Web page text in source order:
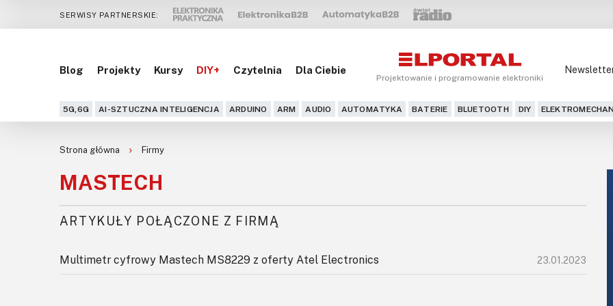
SERWISY PARTNERSKIE:
Blog Projekty Kursy DIY+ Czytelnia Dla Ciebie
Projektowanie i programowanie elektroniki
5G,6G AI-SZTUCZNA INTELIGENCJA ARDUINO ARM AUDIO AUTOMATYKA BATERIE BLUETOOTH DIY
Strona główna Firmy
MASTECH
ARTYKUŁY POŁĄCZONE Z FIRMĄ
Multimetr cyfrowy Mastech MS8229 z oferty Atel Electronics 23.01.2023